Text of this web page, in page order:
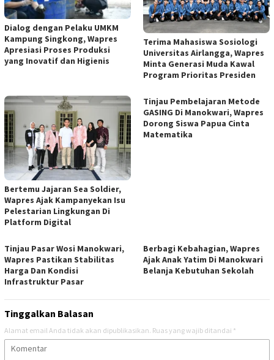
Dialog dengan Pelaku UMKM
Kampung Singkong, Wapres
Apresiasi Proses Produksi
yang Inovatif dan Higienis
Terima Mahasiswa Sosiologi
Universitas Airlangga, Wapres
Minta Generasi Muda Kawal
Program Prioritas Presiden
Bertemu Jajaran Sea Soldier,
Wapres Ajak Kampanyekan Isu
Pelestarian Lingkungan Di
Platform Digital
Tinjau Pembelajaran Metode
GASING Di Manokwari, Wapres
Dorong Siswa Papua Cinta
Matematika
Tinjau Pasar Wosi Manokwari,
Wapres Pastikan Stabilitas
Harga Dan Kondisi
Infrastruktur Pasar
Berbagi Kebahagian, Wapres
Ajak Anak Yatim Di Manokwari
Belanja Kebutuhan Sekolah
Tinggalkan Balasan
Alamat email Anda tidak akan dipublikasikan. Ruas yang wajib ditandai *